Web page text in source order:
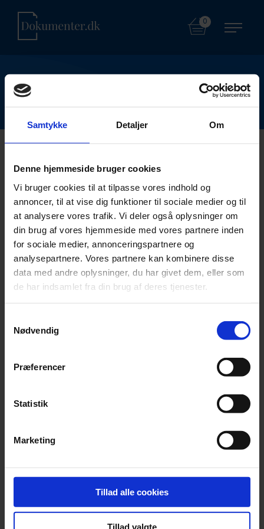
Samtykke Detaljer Om
Denne hjemmeside bruger cookies
Vi bruger cookies til at tilpasse vores indhold og
annoncer, til at vise dig funktioner til sociale medier og til
at analysere vores trafik. Vi deler også oplysninger om
din brug af vores hjemmeside med vores partnere inden
for sociale medier, annonceringspartnere og
analysepartnere. Vores partnere kan kombinere disse
data med andre oplysninger, du har givet dem, eller som
de har indsamlet fra din brug af deres tjenester.
Nødvendig
Præferencer
Statistik
Marketing
Tillad alle cookies
Tillad valgte
0
Nyheder og artikler
Erhvervslejemål Forsikringer Fuldmagter
Gældsbrev GDPR Immaterielret
Konkurs Kontrakter Legaltech Privat
Selskaber Stiftelse af selskab Testamente
Erhverv
Hvilke typer af forsikringer